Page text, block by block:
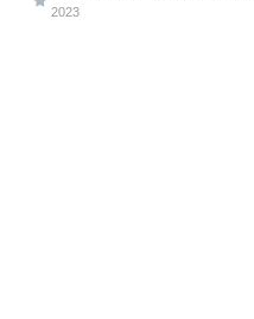
2023